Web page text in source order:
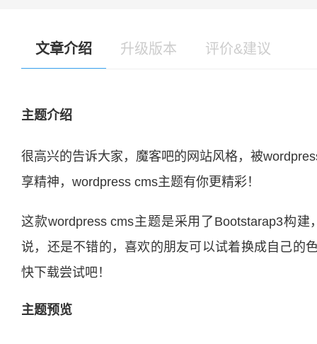
文章介绍 升级版本 评价&建议
主题介绍
很高兴的告诉大家，魔客吧的网站风格，被
享精神，wordpress cms主题有你更精彩！
这款wordpress cms主题是采用了Bootstarap3构
说，还是不错的，喜欢的朋友可以试着换成自己的
快下载尝试吧！
主题预览